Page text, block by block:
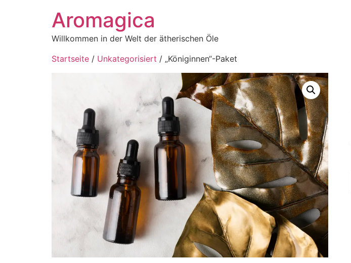
Aromagica
Willkommen in der Welt der ätherischen Öle
Startseite / Unkategorisiert / „Königinnen“-Paket